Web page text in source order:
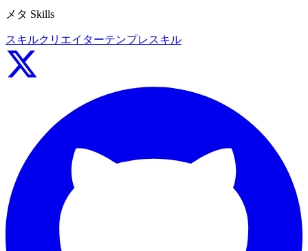
メタ Skills
スキルクリエイターテンプレスキル